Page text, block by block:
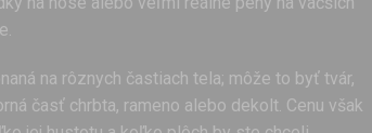
na rôznych častiach tela; môže to byť tvár,
časť chrbta, rameno alebo dekolt. Cenu však